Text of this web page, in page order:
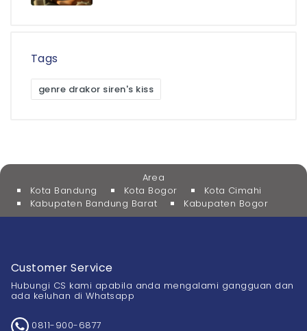
Tags
genre drakor siren's kiss
Area
Kota Bandung
Kota Bogor
Kota Cimahi
Kabupaten Bandung Barat
Kabupaten Bogor
Customer Service
Hubungi CS kami apabila anda mengalami gangguan dan
ada keluhan di Whatsapp
0811-900-6877